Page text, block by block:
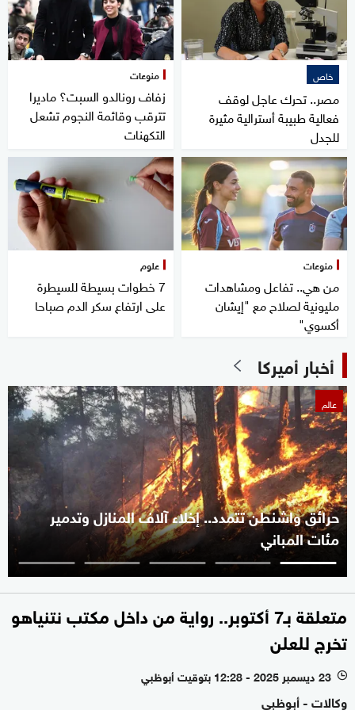
خاص
مصر.. تحرك عاجل لوقف
فعالية طبيبة أسترالية مثيرة
للجدل
منوعات
زفاف رونالدو السبت؟ ماديرا
تترقب وقائمة النجوم تشعل
التكهنات
منوعات
من هي.. تفاعل ومشاهدات
مليونية لصلاح مع "إيشان
أكسوي"
علوم
7 خطوات بسيطة للسيطرة
على ارتفاع سكر الدم صباحا
أخبار أميركا
عالم
حرائق واشنطن تتمدد.. إخلاء آلاف المنازل وتدمير
مئات المباني
متعلقة بـ7 أكتوبر.. رواية من داخل مكتب نتنياهو
تخرج للعلن
l 23 ديسمبر 2025 - 12:28 بتوقيت أبوظبي
وكالات - أبوظبي